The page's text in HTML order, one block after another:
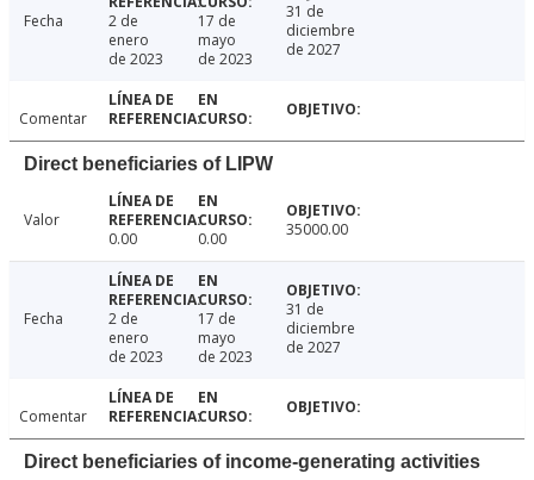
Fecha
2 de
enero
de 2023
17 de
mayo
de 2023
31 de
diciembre
de 2027
Comentar
Direct beneficiaries of LIPW
Valor
0.00
0.00 35000.00
Fecha
2 de
enero
de 2023
17 de
mayo
de 2023
31 de
diciembre
de 2027
Comentar
Direct beneficiaries of income-generating activities